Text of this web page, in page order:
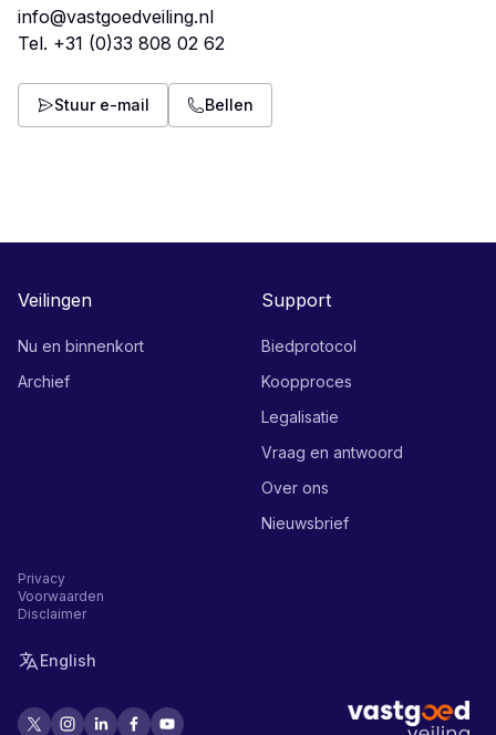
info@vastgoedveiling.nl
Tel. +31 (0)33 808 02 62
Stuur e-mail Bellen
Veilingen
Nu en binnenkort
Archief
Support
Biedprotocol
Koopproces
Legalisatie
Vraag en antwoord
Over ons
Nieuwsbrief
Privacy
Voorwaarden
Disclaimer
English